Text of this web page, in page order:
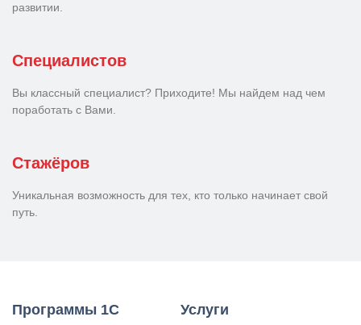
развитии.
Специалистов
Вы классный специалист? Приходите! Мы найдем над чем
поработать с Вами.
Стажёров
Уникальная возможность для тех, кто только начинает свой
путь.
Программы 1С Услуги